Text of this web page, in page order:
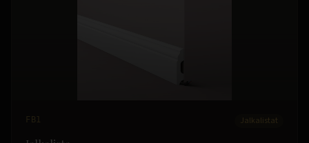
FB1 Jalkalistat